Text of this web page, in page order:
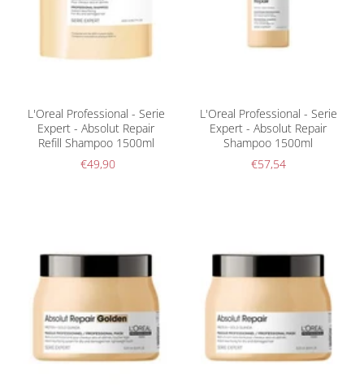
L'Oreal Professional - Serie
Expert - Absolut Repair
Refill Shampoo 1500ml
€49,90
L'Oreal Professional - Serie
Expert - Absolut Repair
Shampoo 1500ml
€57,54